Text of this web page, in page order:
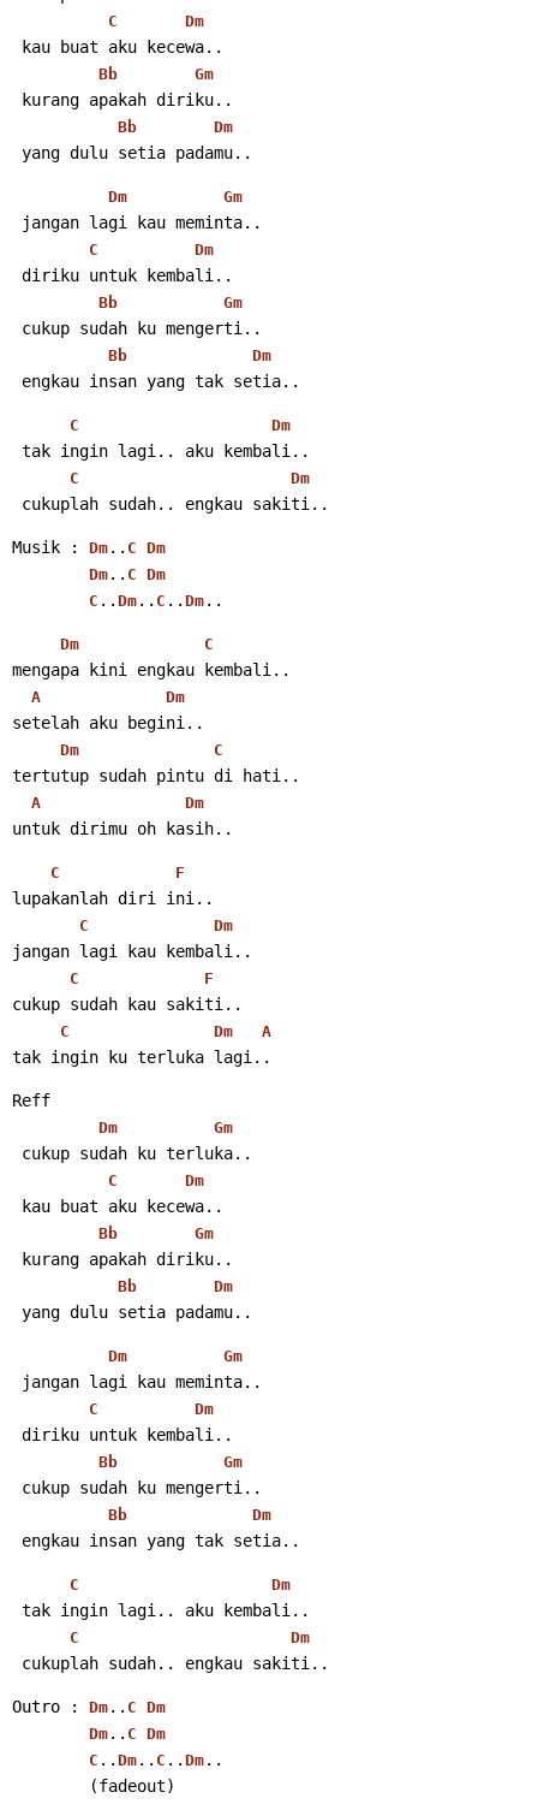
C Dm
kau buat aku kecewa..
Bb Gm
kurang apakah diriku..
Bb Dm
yang dulu setia padamu..
Dm Gm
jangan lagi kau meminta..
C Dm
diriku untuk kembali..
Bb Gm
cukup sudah ku mengerti..
Bb Dm
engkau insan yang tak setia..
C Dm
tak ingin lagi.. aku kembali..
C Dm
cukuplah sudah.. engkau sakiti..
Musik : Dm .. C Dm
Dm .. C Dm
C .. Dm .. C .. Dm ..
Dm C
mengapa kini engkau kembali..
A Dm
setelah aku begini..
Dm C
tertutup sudah pintu di hati..
A Dm
untuk dirimu oh kasih..
C F
lupakanlah diri ini..
C Dm
jangan lagi kau kembali..
C F
cukup sudah kau sakiti..
C Dm A
tak ingin ku terluka lagi..
Reff
Dm Gm
cukup sudah ku terluka..
C Dm
kau buat aku kecewa..
Bb Gm
kurang apakah diriku..
Bb Dm
yang dulu setia padamu..
Dm Gm
jangan lagi kau meminta..
C Dm
diriku untuk kembali..
Bb Gm
cukup sudah ku mengerti..
Bb Dm
engkau insan yang tak setia..
C Dm
tak ingin lagi.. aku kembali..
C Dm
cukuplah sudah.. engkau sakiti..
Outro : Dm .. C Dm
Dm .. C Dm
C .. Dm .. C .. Dm ..
        (fadeout)